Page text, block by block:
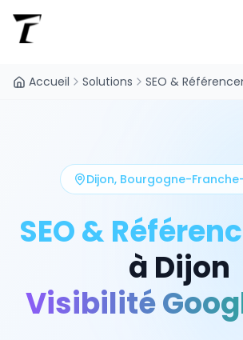
Accueil Solutions SEO &
Dijon, Bourgogne-
SEO &
à Dijon
Visibilité